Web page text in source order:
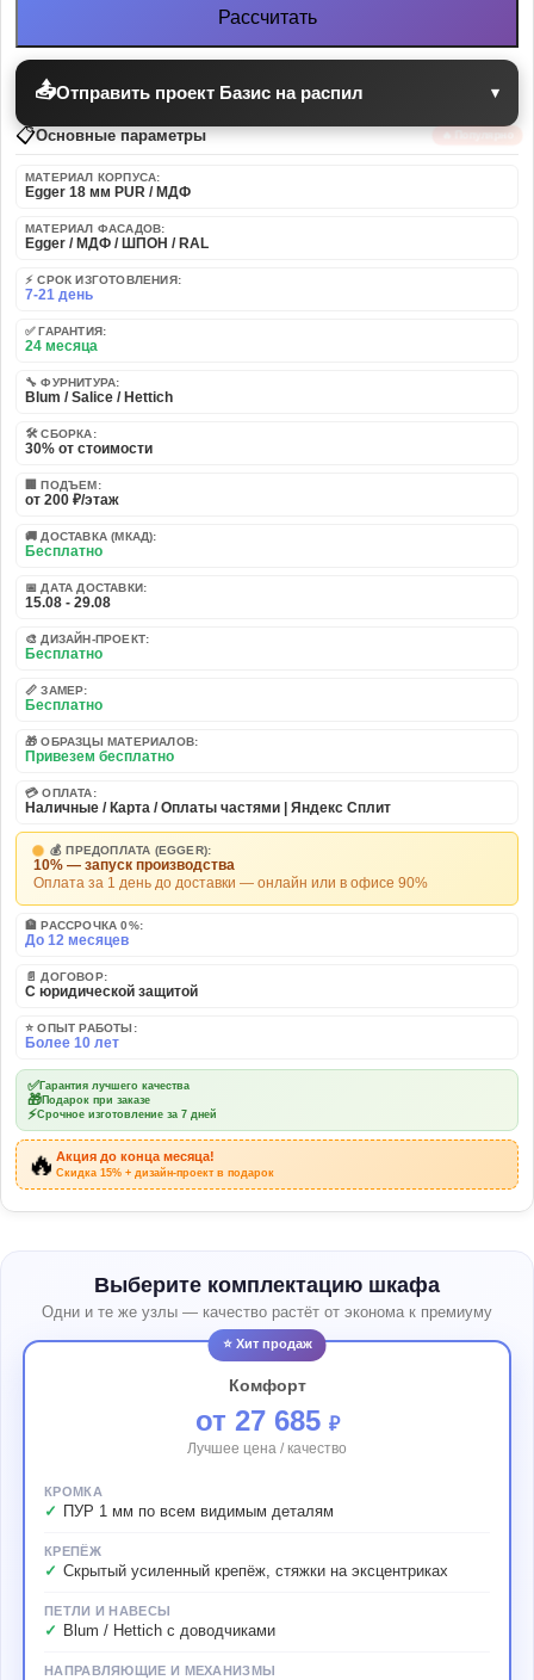
Рассчитать
📤Отправить проект Базис на распил ▾
📋Основные параметры 🔥 Популярно
МАТЕРИАЛ КОРПУСА:
Egger 18 мм PUR / МДФ
МАТЕРИАЛ ФАСАДОВ:
Egger / МДФ / ШПОН / RAL
⚡ СРОК ИЗГОТОВЛЕНИЯ:
7-21 день
✅ ГАРАНТИЯ:
24 месяца
🔧 ФУРНИТУРА:
Blum / Salice / Hettich
🛠️ СБОРКА:
30% от стоимости
🏢 ПОДЪЕМ:
от 200 ₽/этаж
🚚 ДОСТАВКА (МКАД):
Бесплатно
📅 ДАТА ДОСТАВКИ:
15.08 - 29.08
🎨 ДИЗАЙН-ПРОЕКТ:
Бесплатно
📏 ЗАМЕР:
Бесплатно
🎁 ОБРАЗЦЫ МАТЕРИАЛОВ:
Привезем бесплатно
💳 ОПЛАТА:
Наличные / Карта / Оплаты частями | Яндекс Сплит
💰 ПРЕДОПЛАТА (EGGER):
10% — запуск производства
Оплата за 1 день до доставки — онлайн или в офисе 90%
🏦 РАССРОЧКА 0%:
До 12 месяцев
📄 ДОГОВОР:
С юридической защитой
⭐ ОПЫТ РАБОТЫ:
Более 10 лет
✅Гарантия лучшего качества
🎁 Подарок при заказе
⚡Срочное изготовление за 7 дней
🔥Акция до конца месяца!
Скидка 15% + дизайн-проект в подарок
Выберите комплектацию шкафа
Одни и те же узлы — качество растёт от эконома к премиуму
⭐ Хит продаж
Комфорт
от 27 685 ₽
Лучшее цена / качество
КРОМКА
ПУР 1 мм по всем видимым деталям
КРЕПЁЖ
Скрытый усиленный крепёж, стяжки на эксцентриках
ПЕТЛИ И НАВЕСЫ
Blum / Hettich с доводчиками
НАПРАВЛЯЮЩИЕ И МЕХАНИЗМЫ